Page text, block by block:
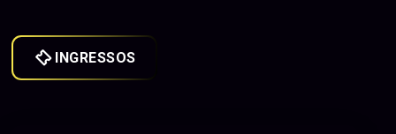
INGRESSOS